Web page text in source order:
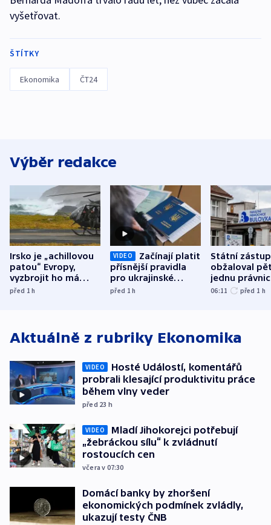
vyšetřovat.
ŠTÍTKY
Ekonomika ČT24
Výběr redakce
Irsko je „achillovou
patou“ Evropy,
vyzbrojit ho má
Francie
před 1h
VIDEO
Začínají platit
přísnější pravidla
pro ukrajinské
uprchlíky
před 1h
Státní
obžaloval
jednu
osobu v
06:11 před 1 h
Aktuálně z rubriky Ekonomika
VIDEO
Hosté Událostí, komentářů
probrali klesající produktivitu práce
během vlny veder
před 23 h
VIDEO
Mladí Jihokorejci potřebují
„žebráckou sílu“ k zvládnutí
rostoucích cen
včera v 07:30
Domácí banky by zhoršení
ekonomických podmínek zvládly,
ukazují testy ČNB